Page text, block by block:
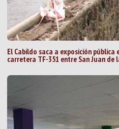
El Cabildo saca a exposición
carretera TF-351 entre San Juan de